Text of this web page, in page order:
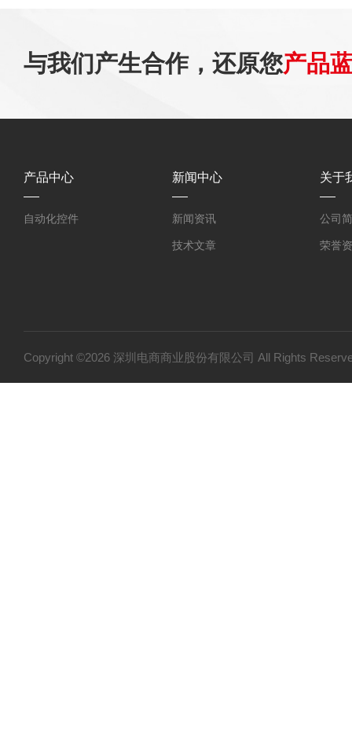
与我们产生合作，还原您产品
产品中心
自动化控件
新闻中心
新闻资讯
技术文章
关于
公司
荣誉
Copyright ©2026 深圳电商商业股份有限公司 All Rights